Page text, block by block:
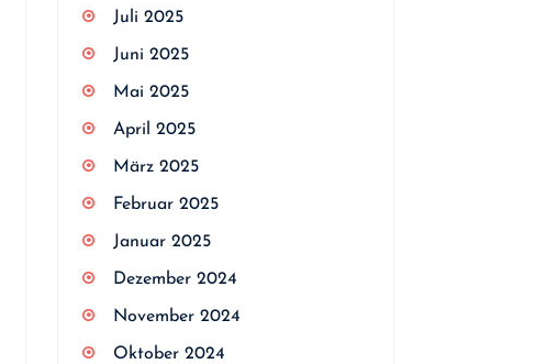
Juli 2025
Juni 2025
Mai 2025
April 2025
März 2025
Februar 2025
Januar 2025
Dezember 2024
November 2024
Oktober 2024